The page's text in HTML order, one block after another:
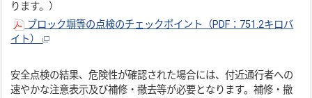
ります。）
ブロック塀等の点検のチェックポイント（PDF：751.2キロバ
イト）
安全点検の結果、危険性が確認された場合には、付近通行者への
速やかな注意表示及び補修・撤去等が必要となります。補修・撤